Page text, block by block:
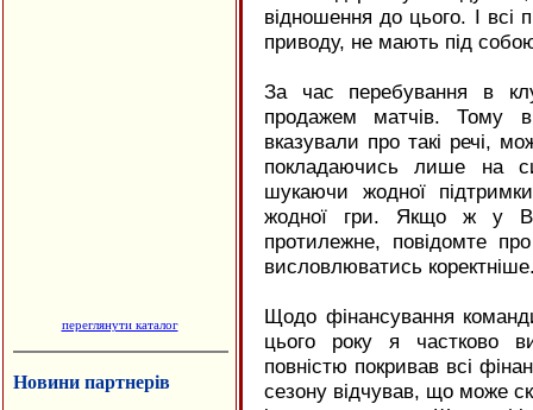
переглянути каталог
Новини партнерів
відношення до цього. І всі
приводу, не мають під
За час перебування в
продажем матчів. Тому
вказували про такі речі,
покладаючись лише на
шукаючи жодної
жодної гри. Якщо ж у
протилежне, повідомте
висловлюватись
Щодо фінансування
цього року я частково
повністю покривав всі
сезону відчував, що може